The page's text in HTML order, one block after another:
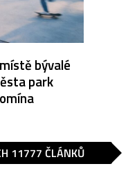
bývalé
park
11777 ČLÁNKŮ